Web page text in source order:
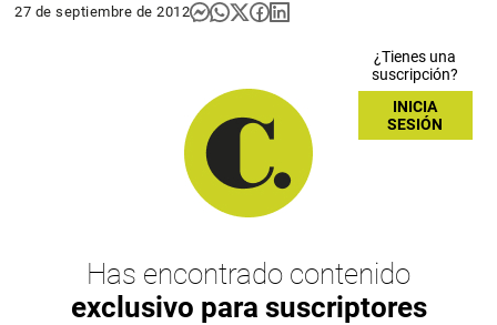
27 de septiembre de 2012
¿Tienes una
suscripción?
INICIA
SESIÓN
Has encontrado contenido
exclusivo para suscriptores